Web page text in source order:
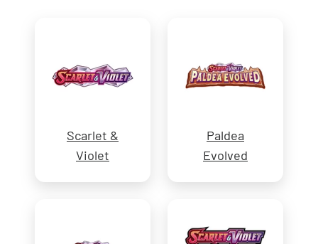
Scarlet &
Violet
Paldea
Evolved